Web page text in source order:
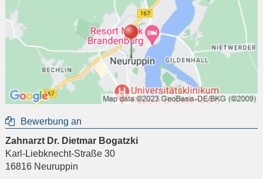
Bewerbung an
Zahnarzt Dr. Dietmar Bogatzki
Karl-Liebknecht-Straße 30
16816 Neuruppin